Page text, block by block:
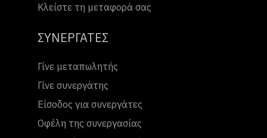
Κλείστε τη μεταφορά σας
ΣΥΝΕΡΓΑΤΕΣ
Γίνε μεταπωλητής
Γίνε συνεργάτης
Είσοδος για συνεργάτες
Οφέλη της συνεργασίας